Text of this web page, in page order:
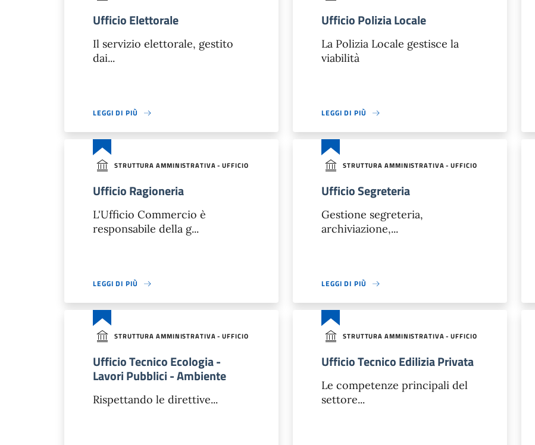
Ufficio Elettorale
Il servizio elettorale, gestito
dai...
LEGGI DI PIÙ
Ufficio Polizia Locale
La Polizia Locale gestisce la
viabilità
LEGGI DI PIÙ
STRUTTURA AMMINISTRATIVA - UFFICIO
Ufficio Ragioneria
L'Ufficio Commercio è
responsabile della g...
LEGGI DI PIÙ
STRUTTURA AMMINISTRATIVA - UFFICIO
Ufficio Segreteria
Gestione segreteria,
archiviazione,...
LEGGI DI PIÙ
STRUTTURA AMMINISTRATIVA - UFFICIO
Ufficio Tecnico Ecologia -
Lavori Pubblici - Ambiente
Rispettando le direttive...
STRUTTURA AMMINISTRATIVA - UFFICIO
Ufficio Tecnico Edilizia Privata
Le competenze principali del
settore...